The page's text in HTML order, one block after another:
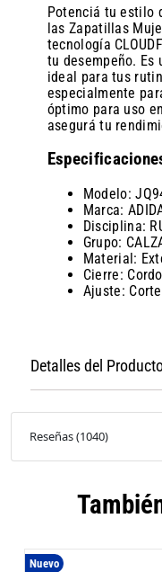
Potenciá tu estilo
las Zapatillas
tecnología
tu desempeño.
ideal para tus
especialmente
óptimo para uso
asegurá tu
Modelo:
Marca:
Disciplina:
Grupo:
Material:
Cierre:
Ajuste:
Detalles del
Reseñas(1040)
Nuevo